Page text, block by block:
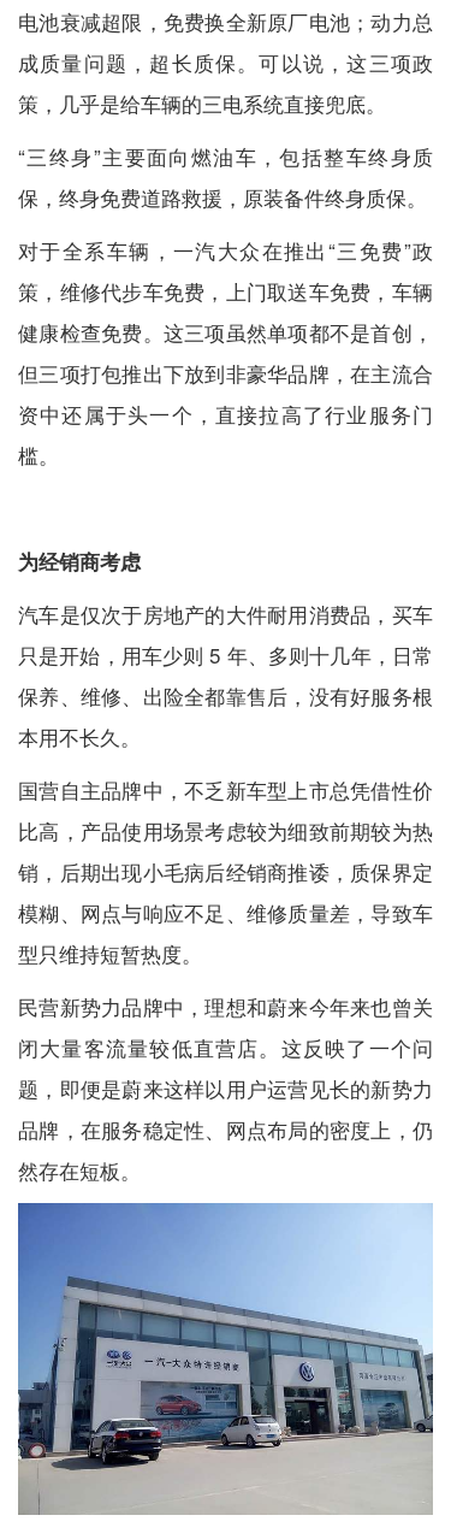
电池衰减超限，免费换全新原厂电池；动力总
成质量问题，超长质保。可以说，这三项政
策，几乎是给车辆的三电系统直接兜底。
“三终身”主要面向燃油车，包括整车终身质
保，终身免费道路救援，原装备件终身质保。
对于全系车辆，一汽大众在推出“三免费”政
策，维修代步车免费，上门取送车免费，车辆
健康检查免费。这三项虽然单项都不是首创，
但三项打包推出下放到非豪华品牌，在主流合
资中还属于头一个，直接拉高了行业服务门
槛。
为经销商考虑
汽车是仅次于房地产的大件耐用消费品，买车
只是开始，用车少则 5 年、多则十几年，日常
保养、维修、出险全都靠售后，没有好服务根
本用不长久。
国营自主品牌中，不乏新车型上市总凭借性价
比高，产品使用场景考虑较为细致前期较为热
销，后期出现小毛病后经销商推诿，质保界定
模糊、网点与响应不足、维修质量差，导致车
型只维持短暂热度。
民营新势力品牌中，理想和蔚来今年来也曾关
闭大量客流量较低直营店。这反映了一个问
题，即便是蔚来这样以用户运营见长的新势力
品牌，在服务稳定性、网点布局的密度上，仍
然存在短板。